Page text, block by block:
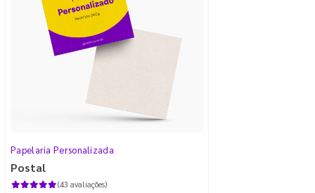
Papelaria Personalizada
Postal
(43 avaliações)